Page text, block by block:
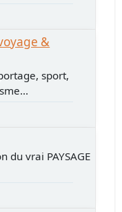
&
sport,
du vrai PAYSAGE